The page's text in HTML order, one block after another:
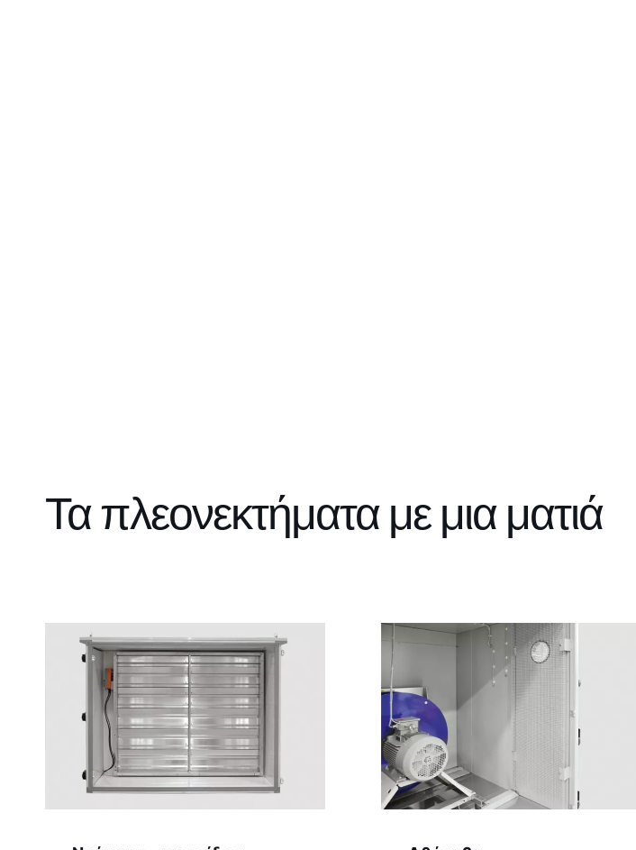
Τα πλεονεκτήματα με μια ματιά